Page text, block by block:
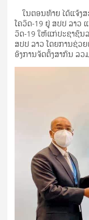
ໃນຕອນທ້າຍ ໄດ້ແຈ້ງ
ໂຄວິດ-19 ຢູ່ ສປປ ລາວ
ວິດ-19 ໃຫ້ແກ່ປະຊາຊົນ
ສປປ ລາວ ໂດຍການຊ່ວ
ອົງການຈັດຕັ້ງສາກົນ ລວ